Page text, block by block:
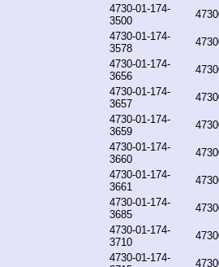
4730-01-174-
3500
4730-01-174-
3578
4730-01-174-
3656
4730-01-174-
3657
4730-01-174-
3659
4730-01-174-
3660
4730-01-174-
3661
4730-01-174-
3685
4730-01-174-
3710
4730-01-174-